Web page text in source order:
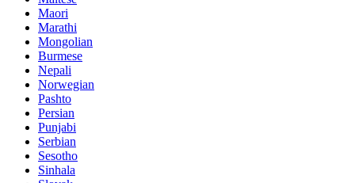
Maori
Marathi
Mongolian
Burmese
Nepali
Norwegian
Pashto
Persian
Punjabi
Serbian
Sesotho
Sinhala